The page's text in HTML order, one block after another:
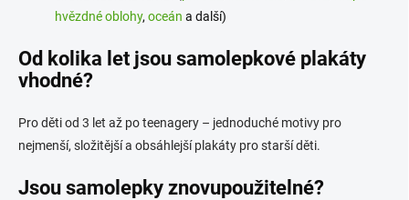
hvězdné oblohy, oceán a další)
Od kolika let jsou samolepkové plakáty
vhodné?
Pro děti od 3 let až po teenagery – jednoduché motivy pro
nejmenší, složitější a obsáhlejší plakáty pro starší děti.
Jsou samolepky znovupoužitelné?